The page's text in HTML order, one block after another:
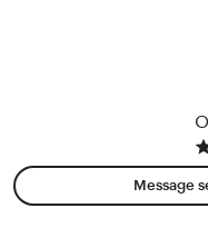
l
Message